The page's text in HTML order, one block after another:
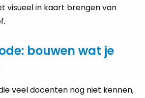
visueel in kaart brengen van
bouwen wat je
veel docenten nog niet kennen,